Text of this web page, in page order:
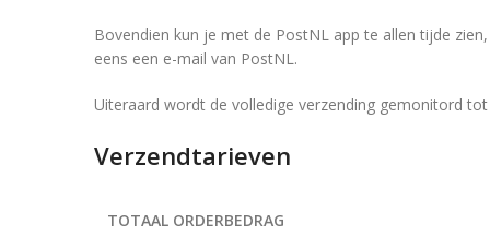
Bovendien kun je met de PostNL app te allen tijde
eens een e-mail van PostNL.
Uiteraard wordt de volledige verzending gemonitord
Verzendtarieven
TOTAAL ORDERBEDRAG